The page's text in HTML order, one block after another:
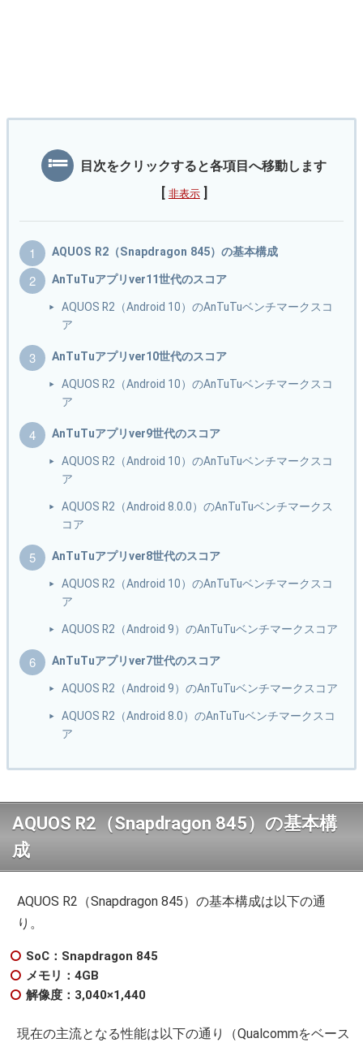
目次をクリックすると各項目へ移動します
[ 非表示 ]
AQUOS R2（Snapdragon 845）の基本構成
AnTuTuアプリver11世代のスコア
AQUOS R2（Android 10）のAnTuTuベンチマークスコ
ア
AnTuTuアプリver10世代のスコア
AQUOS R2（Android 10）のAnTuTuベンチマークスコ
ア
AnTuTuアプリver9世代のスコア
AQUOS R2（Android 10）のAnTuTuベンチマークスコ
ア
AQUOS R2（Android 8.0.0）のAnTuTuベンチマークス
コア
AnTuTuアプリver8世代のスコア
AQUOS R2（Android 10）のAnTuTuベンチマークスコ
ア
AQUOS R2（Android 9）のAnTuTuベンチマークスコア
AnTuTuアプリver7世代のスコア
AQUOS R2（Android 9）のAnTuTuベンチマークスコア
AQUOS R2（Android 8.0）のAnTuTuベンチマークスコ
ア
AQUOS R2（Snapdragon 845）の基本構
成
AQUOS R2（Snapdragon 845）の基本構成は以下の通
り。
SoC：Snapdragon 845
メモリ：4GB
解像度：3,040×1,440
現在の主流となる性能は以下の通り（Qualcommをベース